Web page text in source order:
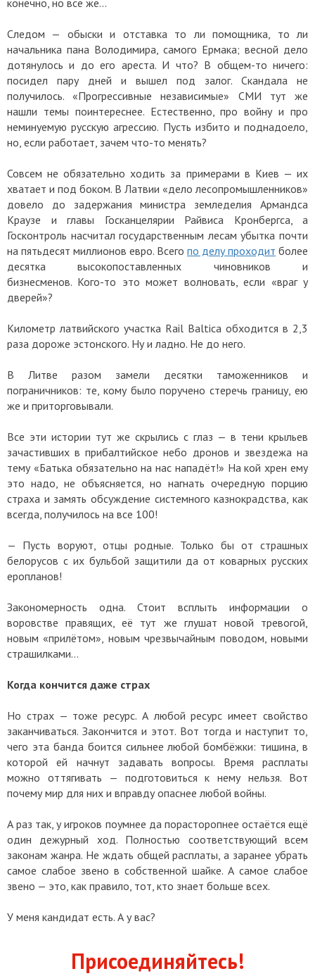
конечно, но всё же…
Следом — обыски и отставка то ли помощника, то ли
начальника пана Володимира, самого Ермака; весной дело
дотянулось и до его ареста. И что? В общем-то ничего:
посидел пару дней и вышел под залог. Скандала не
получилось. «Прогрессивные независимые» СМИ тут же
нашли темы поинтереснее. Естественно, про войну и про
неминуемую русскую агрессию. Пусть избито и поднадоело,
но, если работает, зачем что-то менять?
Совсем не обязательно ходить за примерами в Киев — их
хватает и под боком. В Латвии «дело лесопромышленников»
довело до задержания министра земледелия Армандса
Краузе и главы Госканцелярии Райвиса Кронбергса, а
Госконтроль насчитал государственным лесам убытка почти
на пятьдесят миллионов евро. Всего по делу проходит более
десятка высокопоставленных чиновников и
бизнесменов. Кого-то это может волновать, если «враг у
дверей»?
Километр латвийского участка Rail Baltica обходится в 2,3
раза дороже эстонского. Ну и ладно. Не до него.
В Литве разом замели десятки таможенников и
пограничников: те, кому было поручено стеречь границу, ею
же и приторговывали.
Все эти истории тут же скрылись с глаз — в тени крыльев
зачастивших в прибалтийское небо дронов и звездежа на
тему «Батька обязательно на нас нападёт!» На кой хрен ему
это надо, не объясняется, но нагнать очередную порцию
страха и замять обсуждение системного казнокрадства, как
всегда, получилось на все 100!
— Пусть воруют, отцы родные. Только бы от страшных
белорусов с их бульбой защитили да от коварных русских
еропланов!
Закономерность одна. Стоит всплыть информации о
воровстве правящих, её тут же глушат новой тревогой,
новым «прилётом», новым чрезвычайным поводом, новыми
страшилками…
Когда кончится даже страх
Но страх — тоже ресурс. А любой ресурс имеет свойство
заканчиваться. Закончится и этот. Вот тогда и наступит то,
чего эта банда боится сильнее любой бомбёжки: тишина, в
которой ей начнут задавать вопросы. Время расплаты
можно оттягивать — подготовиться к нему нельзя. Вот
почему мир для них и вправду опаснее любой войны.
А раз так, у игроков поумнее да порасторопнее остаётся ещё
один дежурный ход. Полностью соответствующий всем
законам жанра. Не ждать общей расплаты, а заранее убрать
самое слабое звено в собственной шайке. А самое слабое
звено — это, как правило, тот, кто знает больше всех.
У меня кандидат есть. А у вас?
Присоединяйтесь!